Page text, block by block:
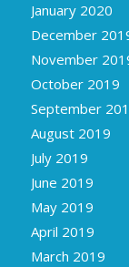
January 2020
December
November
October 2019
September
August 2019
July 2019
June 2019
May 2019
April 2019
March 2019